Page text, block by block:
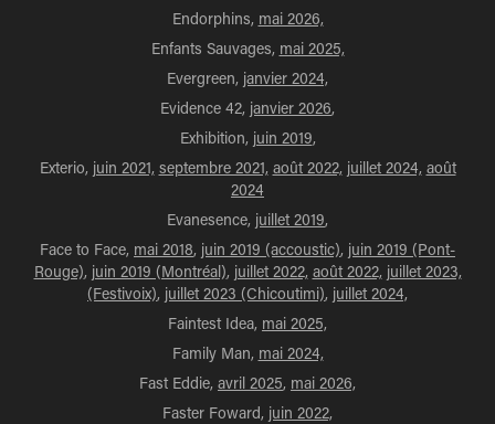
Endorphins, mai 2026,
Enfants Sauvages, mai 2025,
Evergreen, janvier 2024,
Evidence 42, janvier 2026,
Exhibition, juin 2019,
Exterio, juin 2021, septembre 2021, août 2022, juillet 2024, août
2024
Evanesence, juillet 2019,
Face to Face, mai 2018, juin 2019 (accoustic), juin 2019 (Pont-
Rouge), juin 2019 (Montréal), juillet 2022, août 2022, juillet 2023,
(Festivoix), juillet 2023 (Chicoutimi), juillet 2024,
Faintest Idea, mai 2025,
Family Man, mai 2024,
Fast Eddie, avril 2025, mai 2026,
Faster Foward, juin 2022,